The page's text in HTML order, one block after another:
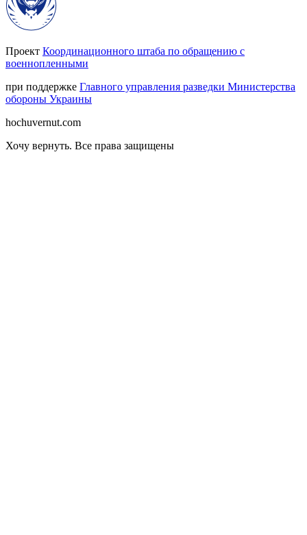
Проект Координационного штаба по обращению с
военнопленными
при поддержке Главного управления разведки Министерства
обороны Украины
hochuvernut.com
Хочу вернуть. Все права защищены